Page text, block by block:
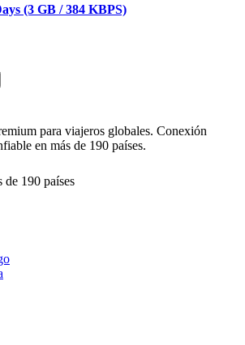
(3 GB / 384 KBPS)
para viajeros globales. Conexión
en más de 190 países.
de 190 países